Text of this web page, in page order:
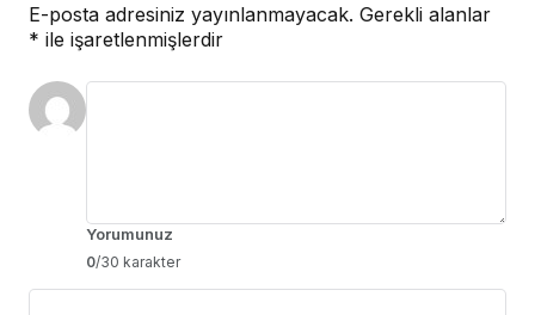
E-posta adresiniz yayınlanmayacak. Gerekli alanlar
* ile işaretlenmişlerdir
Yorumunuz
0/30 karakter